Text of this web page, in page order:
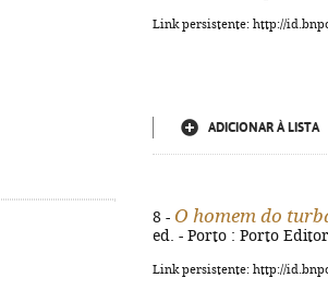
Link persistente: http://
ADICIONAR À LISTA
8 - O homem do
ed. - Porto : Porto
Link persistente: http://